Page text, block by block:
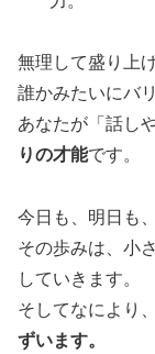
無理して盛り上
誰かみたいにバ
あなたが「話し
りの才能です。
今日も、明日も
その歩みは、小
していきます。
そしてなにより、
ずいます。